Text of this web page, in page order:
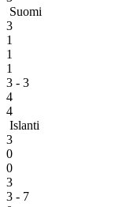
Suomi
3
1
1
1
3 - 3
4
4
Islanti
3
0
0
3
3 - 7